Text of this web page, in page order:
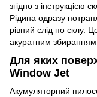
згідно з інструкцією
Рідина одразу
рівний слід по склу.
акуратним збиранням
Для яких
Window Jet
Акумуляторний